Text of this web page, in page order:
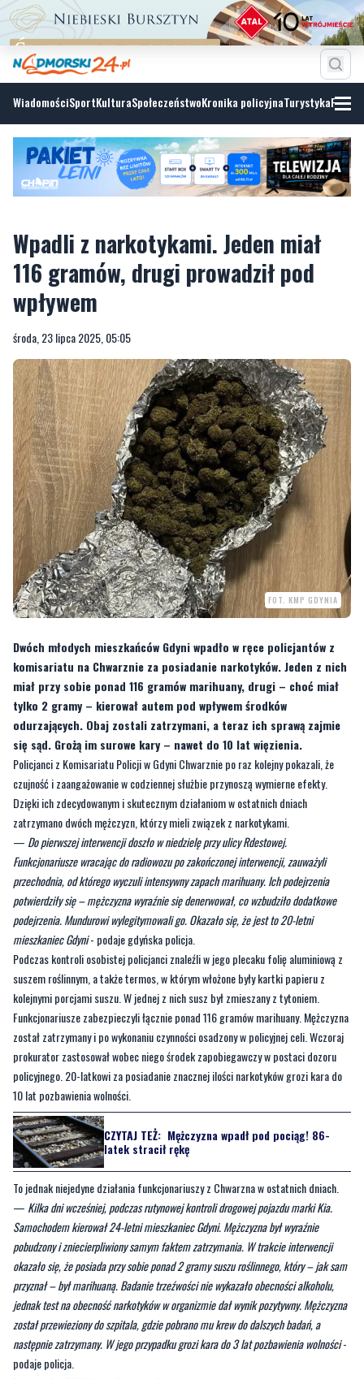
WiadomościSportKulturaSpołeczeństwoKronika policyjnaTurystyka
Wpadli z narkotykami. Jeden miał
wpływem
środa, 23 lipca 2025, 05:05
FOT. KMP GDYNIA
Dwóch młodych mieszkańców Gdyni wpadło w ręce policjantów z
komisariatu na Chwarznie za posiadanie narkotyków. Jeden z nich
tylko 2 gramy – kierował autem pod wpływem środków
odurzających. Obaj zostali zatrzymani, a teraz ich sprawą zajmie
się sąd. Grożą im surowe kary – nawet do 10 lat więzienia.
Policjanci z Komisariatu Policji w Gdyni Chwarznie po raz kolejny pokazali, że
czujność i zaangażowanie w codziennej służbie przynoszą wymierne efekty.
Dzięki ich zdecydowanym i skutecznym działaniom w ostatnich dniach
zatrzymano dwóch mężczyzn, którzy mieli związek z narkotykami.
—Do pierwszej interwencji doszło w niedzielę przy ulicy Rdestowej.
Funkcjonariusze wracając do radiowozu po zakończonej interwencji, zauważyli
przechodnia, od którego wyczuli intensywny zapach marihuany. Ich podejrzenia
potwierdziły się – mężczyzna wyraźnie się denerwował, co wzbudziło dodatkowe
podejrzenia. Mundurowi wylegitymowali go. Okazało się, że jest to 20-letni
mieszkaniec Gdyni- podaje gdyńska policja.
Podczas kontroli osobistej policjanci znaleźli w jego plecaku folię aluminiową z
suszem roślinnym, a także termos, w którym włożone były kartki papieru z
kolejnymi porcjami suszu. W jednej z nich susz był zmieszany z tytoniem.
Funkcjonariusze zabezpieczyli łącznie ponad 116 gramów marihuany. Mężczyzna
został zatrzymany i po wykonaniu czynności osadzony w policyjnej celi. Wczoraj
prokurator zastosował wobec niego środek zapobiegawczy w postaci dozoru
policyjnego. 20-latkowi za posiadanie znacznej ilości narkotyków grozi kara do
10 lat pozbawienia wolności.
CZYTAJ TEŻ:Mężczyzna wpadł pod pociąg! 86-
latek stracił rękę
To jednak niejedyne działania funkcjonariuszy z Chwarzna w ostatnich dniach.
—Kilka dni wcześniej, podczas rutynowej kontroli drogowej pojazdu marki Kia.
Samochodem kierował 24-letni mieszkaniec Gdyni. Mężczyzna był wyraźnie
pobudzony i zniecierpliwiony samym faktem zatrzymania. W trakcie interwencji
okazało się, że posiada przy sobie ponad 2 gramy suszu roślinnego, który – jak sam
przyznał – był marihuaną. Badanie trzeźwości nie wykazało obecności alkoholu,
jednak test na obecność narkotyków w organizmie dał wynik pozytywny. Mężczyzna
został przewieziony do szpitala, gdzie pobrano mu krew do dalszych badań, a
następnie zatrzymany. W jego przypadku grozi kara do 3 lat pozbawienia wolności
podaje policja.
[youtube]myFPMOfVe4Y[/youtube]
Byliście świadkami zdarzenia w naszym regionie? Chcecie aby
nasza redakcja zajęła się jakimś tematem? Czekamy na Wasze